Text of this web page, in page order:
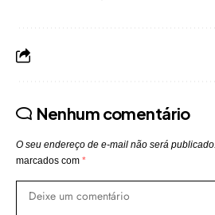
Nenhum comentário
O seu endereço de e-mail não será publicado.
marcados com *